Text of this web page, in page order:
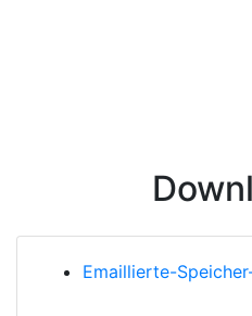
Emaillierte-